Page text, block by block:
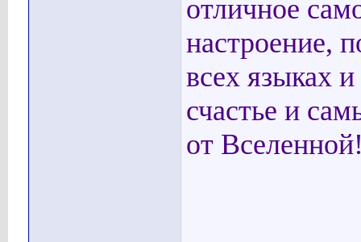
отличное
настроение,
всех языках
счастье и
от